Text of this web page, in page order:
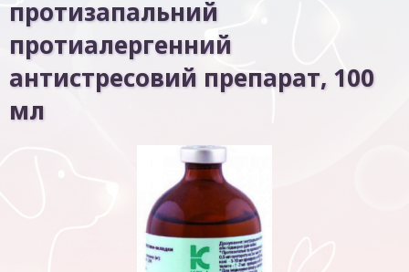
протизапальний
протиалергенний
антистресовий препарат, 100
мл